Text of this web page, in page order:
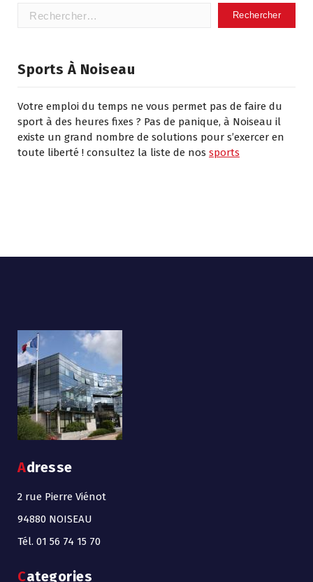
Rechercher :
Sports À Noiseau
Votre emploi du temps ne vous permet pas de faire du
sport à des heures fixes ? Pas de panique, à Noiseau il
existe un grand nombre de solutions pour s’exercer en
toute liberté ! consultez la liste de nos sports
Adresse
2 rue Pierre Viénot
94880 NOISEAU
Tél. 01 56 74 15 70
Categories